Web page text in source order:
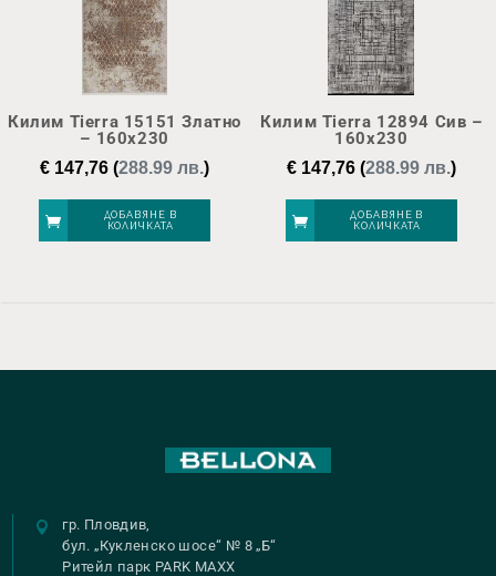
Килим Tierra 15151 Златно
– 160х230
€ 147,76 (288.99 лв.)
ДОБАВЯНЕ В
КОЛИЧКАТА
Килим Tierra 12894 Сив –
160х230
€147,76(288.99 лв.)
ДОБАВЯНЕ В
КОЛИЧКАТА
гр. Пловдив,
бул. „Кукленско шосе“ № 8 „Б“
Ритейл парк PARK MAXX